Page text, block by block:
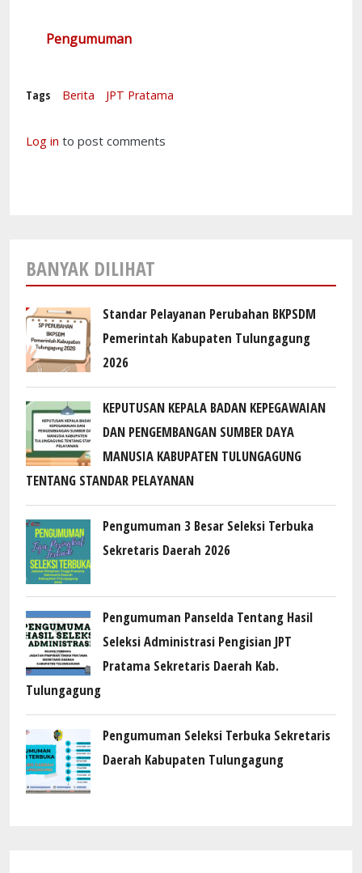
Pengumuman
Tags Berita JPT Pratama
Log in to post comments
BANYAK DILIHAT
Standar Pelayanan Perubahan BKPSDM
Pemerintah Kabupaten Tulungagung
2026
KEPUTUSAN KEPALA BADAN KEPEGAWAIAN
DAN PENGEMBANGAN SUMBER DAYA
MANUSIA KABUPATEN TULUNGAGUNG
TENTANG STANDAR PELAYANAN
Pengumuman 3 Besar Seleksi Terbuka
Sekretaris Daerah 2026
Pengumuman Panselda Tentang Hasil
Seleksi Administrasi Pengisian JPT
Pratama Sekretaris Daerah Kab.
Tulungagung
Pengumuman Seleksi Terbuka Sekretaris
Daerah Kabupaten Tulungagung